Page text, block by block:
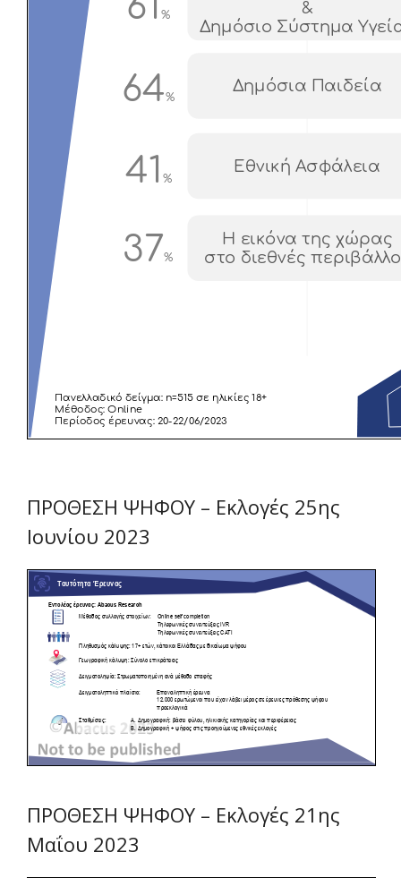
ΠΡΟΘΕΣΗ ΨΗΦΟΥ – Εκλογές 25ης
Ιουνίου 2023
ΠΡΟΘΕΣΗ ΨΗΦΟΥ – Εκλογές 21ης
Μαΐου 2023